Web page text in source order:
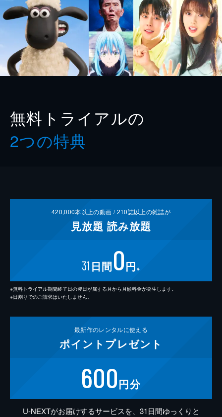
無料トライアルの
2つの特典
420,000本以上の動画 /210誌以上の雑誌が
見放題 読み放題
31 日間0円 ※
※無料トライアル期間終了日の翌日が属する月から月額料金が発生します。
※日割りでのご請求はいたしません。
最新作のレンタルに使える
ポイント プレゼント
600円分
U-NEXTがお届けするサービスを、31日間ゆっくりと